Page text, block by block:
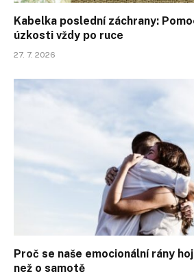
Kabelka poslední záchrany:
úzkosti vždy po ruce
27. 7. 2026
Proč se naše emocionální rány
než o samotě